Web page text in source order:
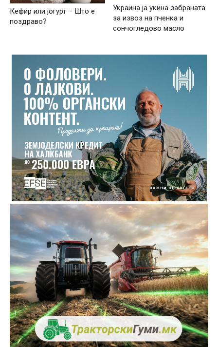
Кефир или јогурт – Што е
поздраво?
Украина ја укина забраната
за извоз на пченка и
сончогледово масло